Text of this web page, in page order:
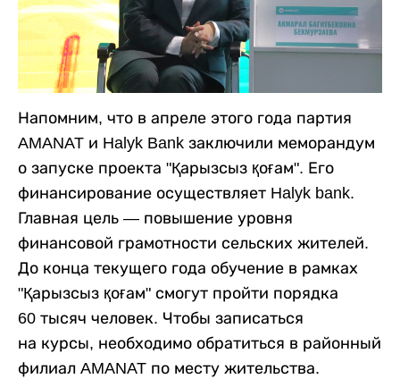
Напомним, что в апреле этого года партия
AMANAT и Halyk Bank заключили меморандум
о запуске проекта "Қарызсыз қоғам". Его
финансирование осуществляет Halyk bank.
Главная цель — повышение уровня
финансовой грамотности сельских жителей.
До конца текущего года обучение в рамках
"Қарызсыз қоғам" смогут пройти порядка
60 тысяч человек. Чтобы записаться
на курсы, необходимо обратиться в районный
филиал AMANAT по месту жительства.